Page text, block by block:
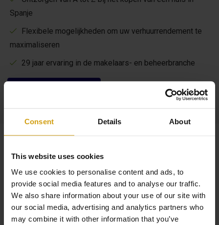
Consent Details About
This website uses cookies
We use cookies to personalise content and ads, to
provide social media features and to analyse our traffic.
We also share information about your use of our site with
our social media, advertising and analytics partners who
may combine it with other information that you’ve
Spanje
Flexibele mogelijkheden om uw verhuurrendement te
maximaliseren
29 jaar ervaring in de makelaars- en beheerbranche